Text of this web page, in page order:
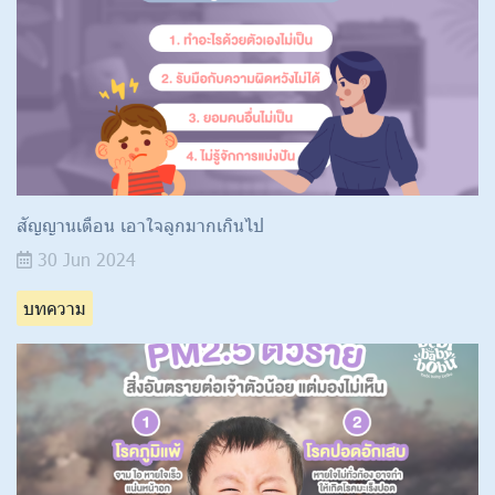
สัญญานเตือน เอาใจลูกมากเกินไป
30 Jun 2024
บทความ